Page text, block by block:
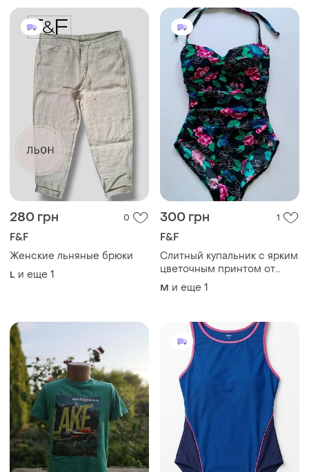
280 грн 0
F&F
Женские льняные брюки
L и еще 1
300 грн 1
F&F
Слитный купальник с ярким
цветочным принтом от
f&amp;f 🖤🩷
M и еще 1